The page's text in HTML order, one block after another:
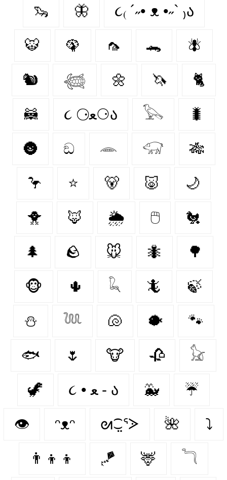
🦦 🦋 ૮₍ ´˶• ᴥ •˶` ₎ა
🐯 🦚 🦟 🐊 🪰
🐿️ 𓆉 🌼 🦄 🐈‍
🦝 ૮ ⚆ﻌ⚆ა 𓅂 🐛
🌚 ඞ 𓂎 𓃟 🎋
🦩 ⭐ 🐻‍ 🐷 🌙
🐥 🦊 🌦️ 🖱 🐔
🌲 🪨 🐭 🐜 🌳
🐵 🌵 𓆗 🦎 🍃
⛄ 𓆙 🐚 🐡 🐾
🐟 🌷 🐮 🥀 𓃠
🦖 ૮ • ﻌ - ა⁩ 🐳 ☔
👁️ ᵔᴥᵔ ᘛ⁐̤ᕐᐷ 🌺 ⤵
👨‍👦‍👦 🪁 🦌 𓆓